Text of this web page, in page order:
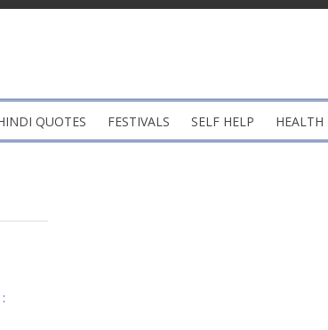
QUOTES FESTIVALS SELF HELP HEALTH